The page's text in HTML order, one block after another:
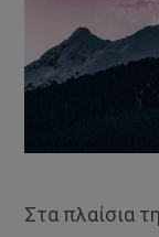
Στα πλαίσια